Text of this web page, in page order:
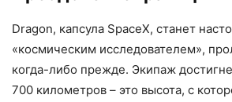
Dragon, капсула SpaceX, станет
«космическим исследователем»,
когда-либо прежде. Экипаж
700 километров – это высота, с